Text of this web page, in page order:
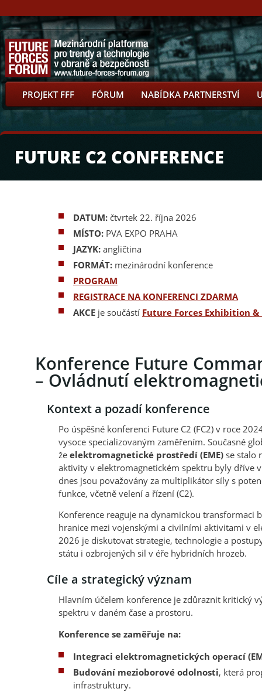
PROJEKT FFF FÓRUM NABÍDKA PARTNERSTVÍ
FUTURE C2 CONFERENCE
DATUM: čtvrtek 22. října 2026
MÍSTO: PVA EXPO PRAHA
JAZYK: angličtina
FORMÁT: mezinárodní konference
PROGRAM
REGISTRACE NA KONFERENCI ZDARMA
AKCE je součástí Future Forces Exhibition &
Konference Future
– Ovládnutí
Kontext a pozadí konference
Po úspěšné konferenci Future C2 (FC2) v roce
vysoce specializovaným zaměřením. Současné
že elektromagnetické prostředí (EME) se stalo
aktivity v elektromagnetickém spektru byly dříve
dnes jsou považovány za multiplikátor síly s
funkce, včetně velení a řízení (C2).
Konference reaguje na dynamickou transformaci
hranice mezi vojenskými a civilními aktivitami v
2026 je diskutovat strategie, technologie a
státu i ozbrojených sil v éře hybridních hrozeb.
Cíle a strategický význam
Hlavním účelem konference je zdůraznit kritický
spektru v daném čase a prostoru.
Konference se zaměřuje na:
Integraci elektromagnetických operací
Budování mezioborové odolnosti, která
infrastruktury.